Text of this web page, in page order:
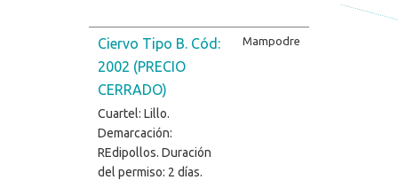
Ciervo Tipo B. Cód:
2002 (PRECIO
CERRADO)
Cuartel: Lillo.
Demarcación:
REdipollos. Duración
del permiso: 2 días.
Mampodre